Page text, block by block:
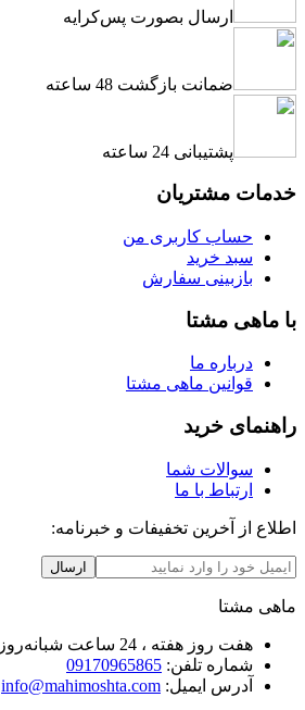
ارسال بصورت پس‌کرایه
ضمانت بازگشت 48 ساعته
پشتیبانی 24 ساعته
خدمات مشتریان
حساب کاربری من
سبد خرید
بازبینی سفارش
با ماهی مشتا
درباره ما
قوانین ماهی مشتا
راهنمای خرید
سوالات شما
ارتباط با ما
اطلاع از آخرین تخفیفات و خبرنامه:
ارسال
ماهی مشتا
هفت روز هفته ، 24 ساعت شبانه‌روز پاسخگوی شما هستیم.
شماره تلفن: 09170965865
آدرس ایمیل: info@mahimoshta.com